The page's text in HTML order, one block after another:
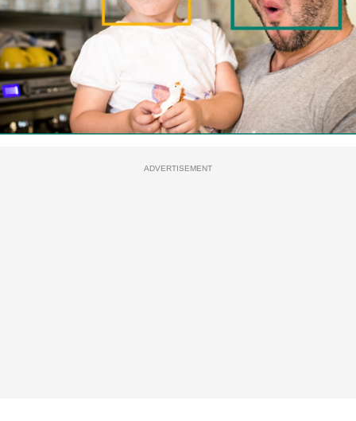
ADVERTISEMENT